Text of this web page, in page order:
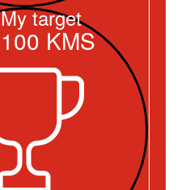
My target
100 KMS